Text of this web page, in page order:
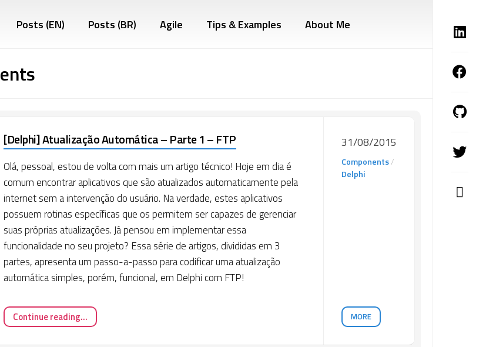
Posts (EN) Posts (BR) Agile Tips & Examples About Me
[Delphi] Atualização Automática – Parte 1 – FTP
Olá, pessoal, estou de volta com mais um artigo técnico! Hoje em dia é
comum encontrar aplicativos que são atualizados automaticamente pela
internet sem a intervenção do usuário. Na verdade, estes aplicativos
possuem rotinas específicas que os permitem ser capazes de gerenciar
suas próprias atualizações. Já pensou em implementar essa
funcionalidade no seu projeto? Essa série de artigos, divididas em 3
partes, apresenta um passo-a-passo para codificar uma atualização
automática simples, porém, funcional, em Delphi com FTP!
Continue reading...
31/08/2015
Components/
Delphi
MORE